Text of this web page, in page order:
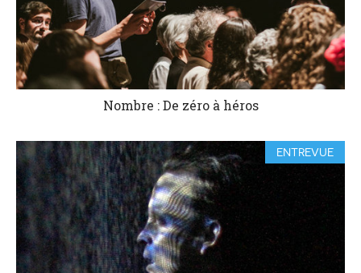
Nombre : De zéro à héros
ENTREVUE